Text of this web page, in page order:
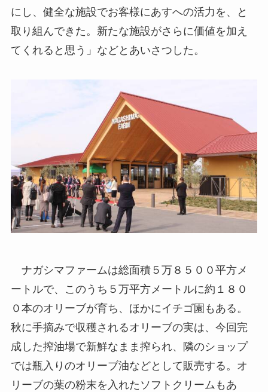
にし、健全な施設でお客様にあすへの活力を、と
取り組んできた。新たな施設がさらに価値を加え
てくれると思う」などとあいさつした。
ナガシマファームは総面積５万８５００平方メ
ートルで、このうち５万平方メートルに約１８０
０本のオリーブが育ち、ほかにイチゴ園もある。
秋に手摘みで収穫されるオリーブの実は、今回完
成した搾油場で新鮮なまま搾られ、隣のショップ
では瓶入りのオリーブ油などとして販売する。オ
リーブの葉の粉末を入れたソフトクリームもあ